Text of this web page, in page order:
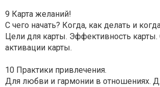
9 Карта желаний!
С чего начать? Когда, как делать и
Цели для карты. Эффективность
активации карты.
10 Практики привлечения.
Для любви и гармонии в отношениях.